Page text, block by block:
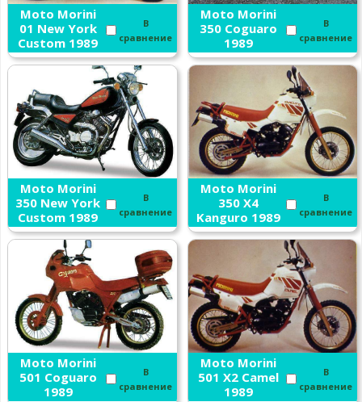
Moto Morini
01 New York
Custom 1989
В
сравнение
Moto Morini
350 Coguaro
1989
В
сравнение
Moto Morini
350 New York
Custom 1989
В
сравнение
Moto Morini
350 X4
Kanguro 1989
В
сравнение
Moto Morini
501 Coguaro
1989
В
сравнение
Moto Morini
501 X2 Camel
1989
В
сравнение